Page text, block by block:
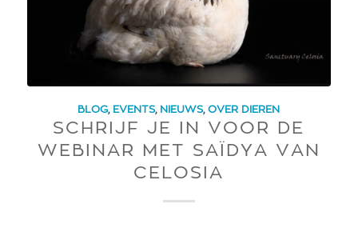
BLOG, EVENTS, NIEUWS,OVER DIEREN
SCHRIJF JE IN VOOR DE
WEBINAR MET SAÏDYA VAN
CELOSIA